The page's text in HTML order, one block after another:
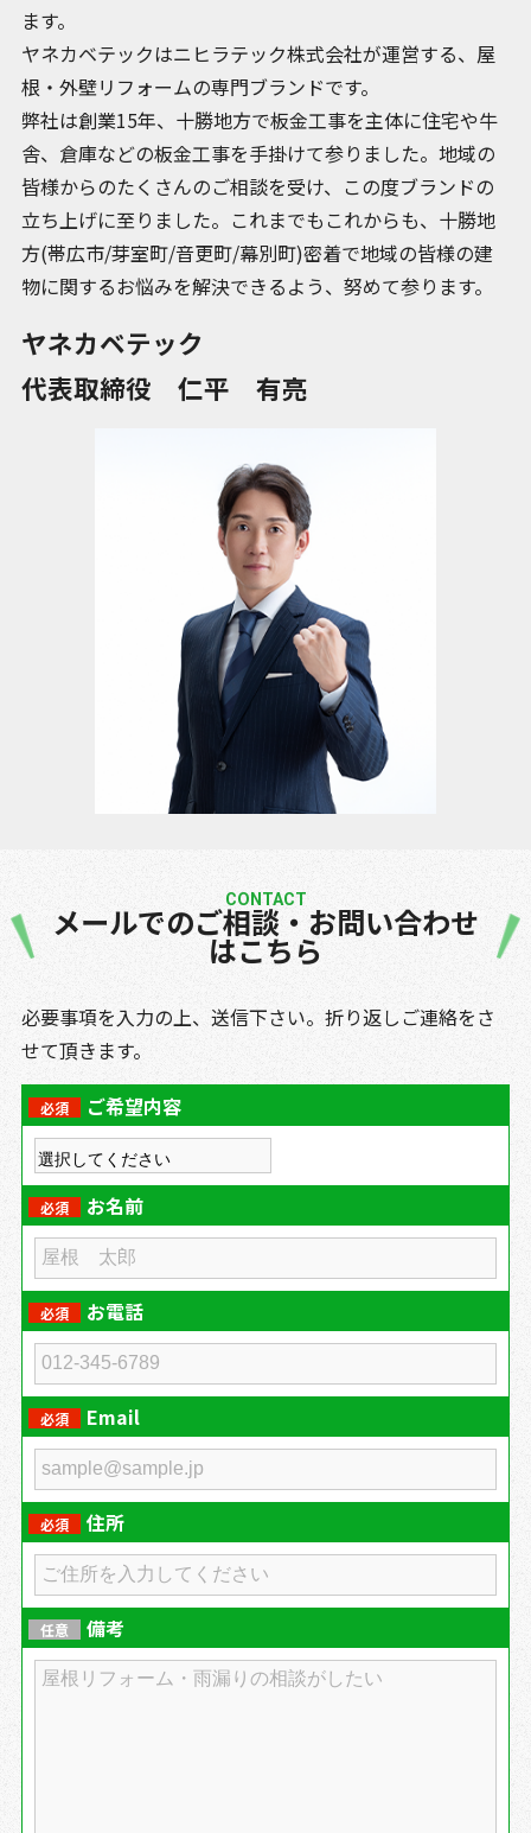
ます。
ヤネカベテックはニヒラテック株式会社が運営する、屋
根・外壁リフォームの専門ブランドです。
弊社は創業15年、十勝地方で板金工事を主体に住宅や牛
舎、倉庫などの板金工事を手掛けて参りました。地域の
皆様からのたくさんのご相談を受け、この度ブランドの
立ち上げに至りました。これまでもこれからも、十勝地
方(帯広市/芽室町/音更町/幕別町)密着で地域の皆様の建
物に関するお悩みを解決できるよう、努めて参ります。
ヤネカベテック
代表取締役 仁平 有亮
メールでのご相談・お問い合わせ
はこちら
CONTACT
必要事項を入力の上、送信下さい。折り返しご連絡をさ
せて頂きます。
必須 ご希望内容
必須 お名前
必須 お電話
必須 Email
必須 住所
任意 備考